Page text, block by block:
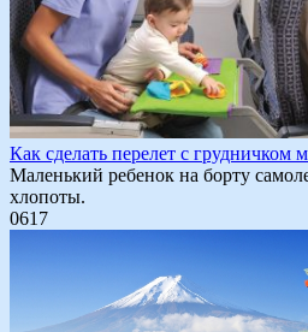
Как сделать перелет с
Маленький ребенок на борту
хлопоты.
0617